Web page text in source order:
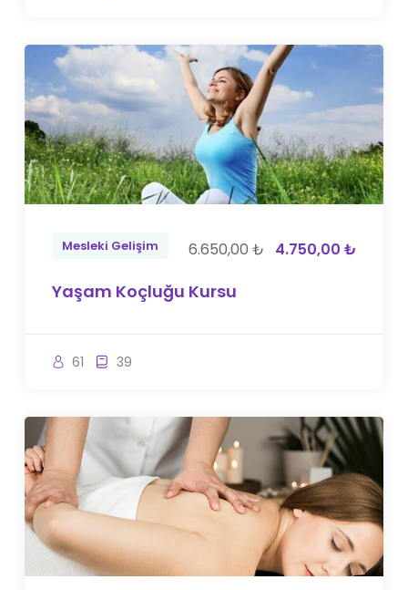
Mesleki Gelişim 6.650,00 ₺ 4.750,00 ₺
Yaşam Koçluğu Kursu
61 39